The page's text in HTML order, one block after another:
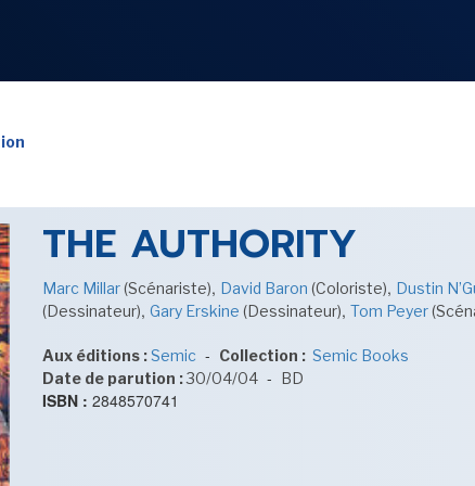
LES UTOPIALES 2025
SENSE OF WONDER
THE AUTHORITY
Marc Millar(Scénariste), David Baron (Coloriste), Dustin
(Dessinateur), Gary Erskine (Dessinateur), Tom Peyer
Aux éditions :Semic - Collection : Semic Books
Date de parution :30/04/04 - BD
ISBN : 2848570741